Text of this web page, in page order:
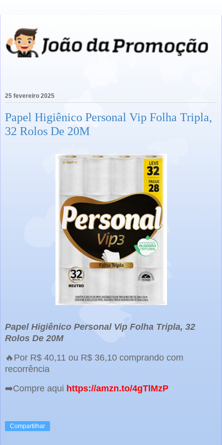
25 fevereiro 2025
Papel Higiênico Personal Vip Folha Tripla,
32 Rolos De 20M
Papel Higiênico Personal Vip Folha Tripla, 32
Rolos De 20M
🔥Por R$ 40,11 ou R$ 36,10 comprando com
recorrência
➡️Compre aqui https://amzn.to/4gTlMzP
Compartilhar